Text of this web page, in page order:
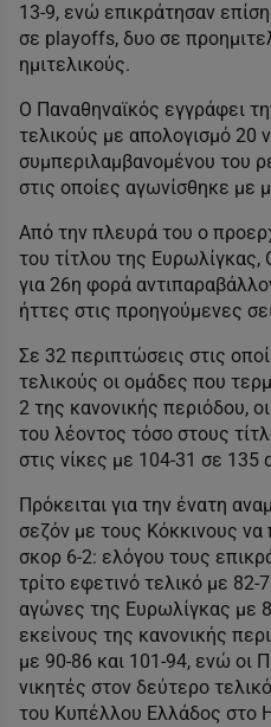
13-9, ενώ επικράτησαν
σε playoffs, δυο σε
ημιτελικούς.
Ο Παναθηναϊκός εγγράφει
τελικούς με απολογισμό 20
συμπεριλαμβανομένου του
στις οποίες αγωνίσθηκε με
Από την πλευρά του ο
του τίτλου της Ευρωλίγκας,
για 26η φορά
ήττες στις προηγούμενες
Σε 32 περιπτώσεις στις
τελικούς οι ομάδες που
2 της κανονικής περιόδου,
του λέοντος τόσο στους
στις νίκες με 104-31 σε 135
Πρόκειται για την ένατη
σεζόν με τους Κόκκινους να
σκορ 6-2: ελόγου τους
τρίτο εφετινό τελικό με
αγώνες της Ευρωλίγκας με
εκείνους της κανονικής
με 90-86 και 101-94, ενώ οι
νικητές στον δεύτερο
του Κυπέλλου Ελλάδος στο